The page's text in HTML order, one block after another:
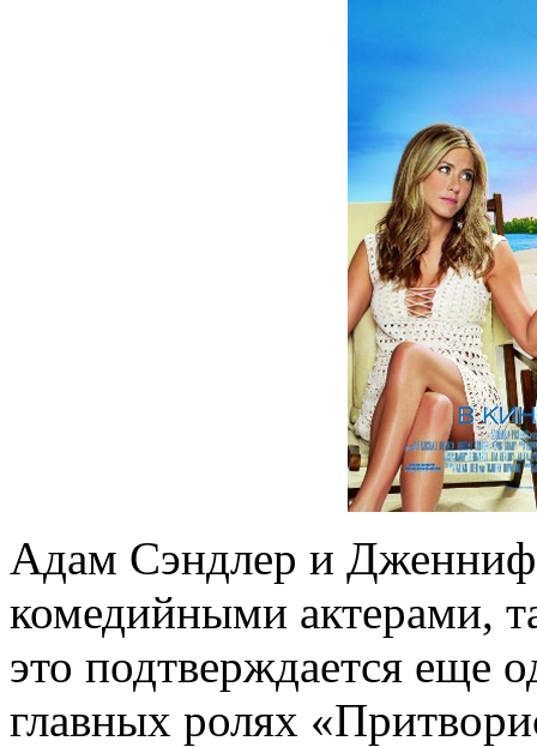
Адам Сэндлер и
комедийными актерами,
это подтверждается еще
главных ролях